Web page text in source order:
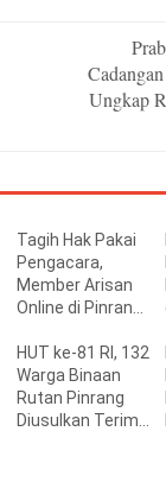
Ungkap
Tagih Hak Pakai
Pengacara,
Member Arisan
Online di Pinrang
Owner
HUT ke-81 RI, 132
Warga Binaan
Rutan Pinrang
Diusulkan Terima